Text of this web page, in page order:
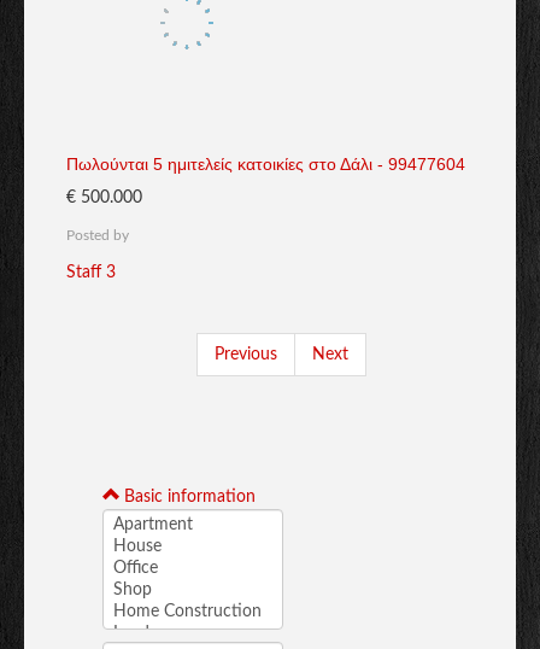
Πωλούνται 5 ημιτελείς κατοικίες στο Δάλι - 99477604
€ 500.000
Posted by
Staff 3
Previous Next
Basic information